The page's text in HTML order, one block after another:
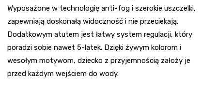
Wyposażone w technologię anti-fog i szerokie uszczelki,
zapewniają doskonałą widoczność i nie przeciekają.
Dodatkowym atutem jest łatwy system regulacji, który
poradzi sobie nawet 5-latek. Dzięki żywym kolorom i
wesołym motywom, dziecko z przyjemnością założy je
przed każdym wejściem do wody.